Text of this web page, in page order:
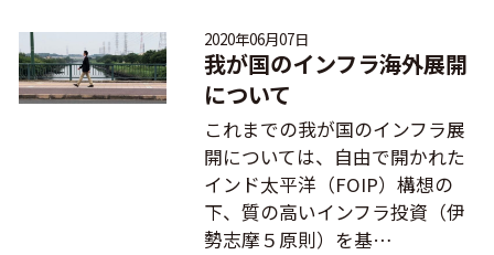
2020年06月07日
我が国のインフラ海外展開
について
これまでの我が国のインフラ展
開については、自由で開かれた
インド太平洋（FOIP）構想の
下、質の高いインフラ投資（伊
勢志摩５原則）を基…